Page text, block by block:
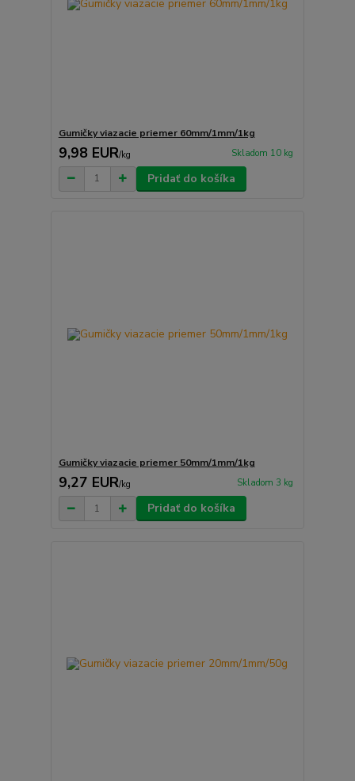
Gumičky viazacie priemer 60mm/1mm/1kg
9,98 EUR/kg Skladom 10 kg
Pridať do košíka
Gumičky viazacie priemer 50mm/1mm/1kg
9,27 EUR/kg Skladom 3 kg
Pridať do košíka